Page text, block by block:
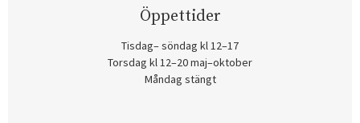
Öppettider
Tisdag– söndag kl 12–17
Torsdag kl 12–20 maj–oktober
Måndag stängt